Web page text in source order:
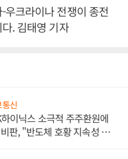
우크라이나 전쟁이 종전
. 김태영 기자
통신
이닉스 소극적 주주환원에
판, "반도체 호황 지속성 의